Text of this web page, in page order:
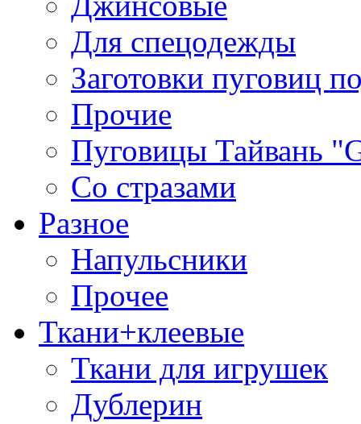
Для спецодежды
Заготовки пуговиц
Прочие
Пуговицы Тайвань
Со стразами
Разное
Напульсники
Прочее
Ткани+клеевые
Ткани для игрушек
Дублерин